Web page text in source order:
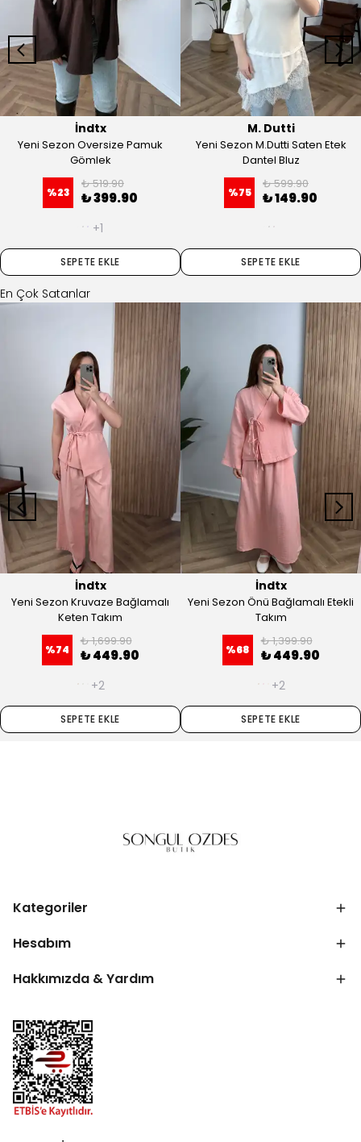
İndtx
Yeni Sezon Oversize Pamuk
Gömlek
%23
₺ 519.90
₺ 399.90
+1
SEPETE EKLE
M. Dutti
Yeni Sezon M.Dutti Saten Etek
Dantel Bluz
%75
₺ 599.90
₺ 149.90
SEPETE EKLE
En Çok Satanlar
İndtx
Yeni Sezon Kruvaze Bağlamalı
Keten Takım
%74
₺ 1,699.90
₺ 449.90
+2
SEPETE EKLE
İndtx
Yeni Sezon Önü Bağlamalı Etekli
Takım
%68
₺ 1,399.90
₺ 449.90
+2
SEPETE EKLE
Kategoriler
Hesabım
Hakkımızda & Yardım